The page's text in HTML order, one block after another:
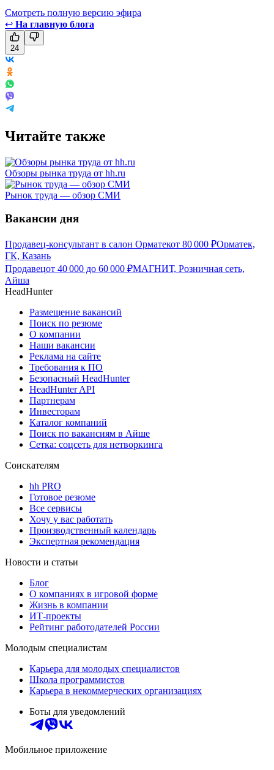
Смотреть полную версию эфира
↩ На главную блога
24
Читайте также
Обзоры рынка труда от hh.ru
Рынок труда — обзор СМИ
Вакансии дня
Продавец-консультант в салон Орматекот 80 000 ₽Орматек,
ГК, Казань
Продавецот 40 000 до 60 000 ₽МАГНИТ, Розничная сеть,
Айша
HeadHunter
Размещение вакансий
Поиск по резюме
О компании
Наши вакансии
Реклама на сайте
Требования к ПО
Безопасный HeadHunter
HeadHunter API
Партнерам
Инвесторам
Каталог компаний
Поиск по вакансиям в Айше
Сетка: соцсеть для нетворкинга
Соискателям
hh PRO
Готовое резюме
Все сервисы
Хочу у вас работать
Производственный календарь
Экспертная рекомендация
Новости и статьи
Блог
О компаниях в игровой форме
Жизнь в компании
ИТ-проекты
Рейтинг работодателей России
Молодым специалистам
Карьера для молодых специалистов
Школа программистов
Карьера в некоммерческих организациях
Боты для уведомлений
Мобильное приложение